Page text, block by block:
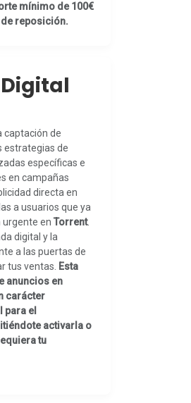
mínimo de 100€
reposición.
captación de
estrategias de
específicas e
en campañas
directa en
a usuarios que ya
urgente en Torrent.
digital y la
a las puertas de
tus ventas.
Esta
anuncios en
carácter
para el
activarla o
tu